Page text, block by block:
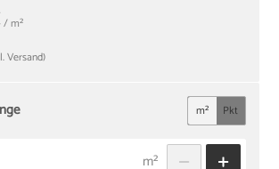
/ m²
Versand)
m² Pkt
m²